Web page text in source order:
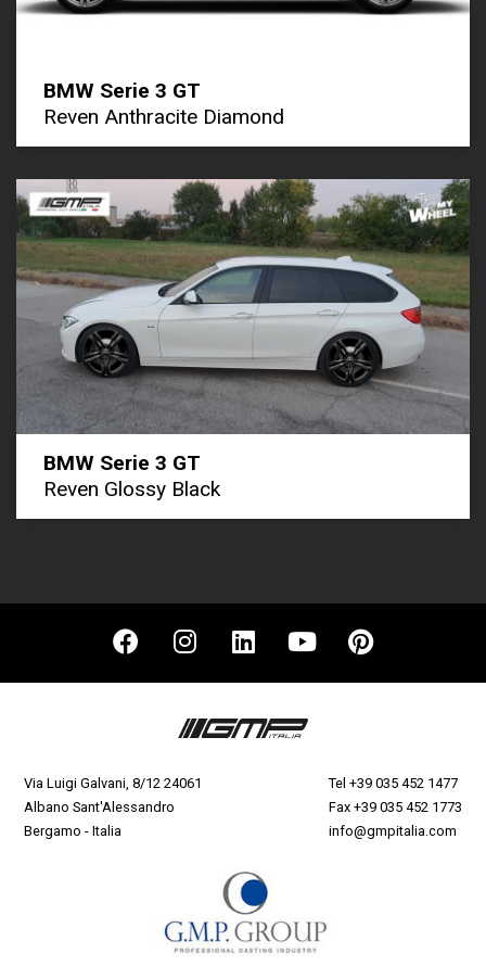
BMW Serie 3 GT
Reven Anthracite Diamond
BMW Serie 3 GT
Reven Glossy Black
Via Luigi Galvani, 8/12 24061
Albano Sant'Alessandro
Bergamo - Italia
Tel +39 035 452 1477
Fax +39 035 452 1773
info@gmpitalia.com